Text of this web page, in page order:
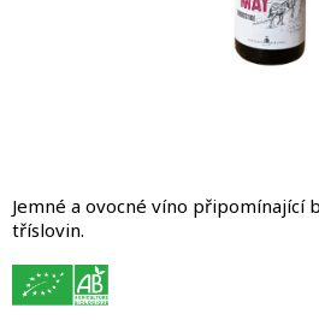
Jemné a ovocné víno připomínající
tříslovin.